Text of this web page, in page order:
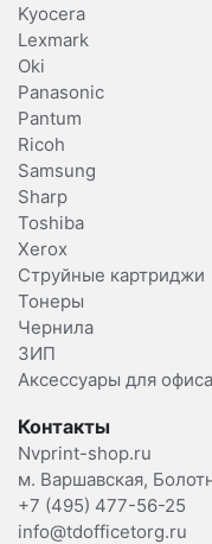
Kyocera
Lexmark
Oki
Panasonic
Pantum
Ricoh
Samsung
Sharp
Toshiba
Xerox
Струйные картриджи
Тонеры
Чернила
ЗИП
Аксессуары для офиса
Контакты
Nvprint-shop.ru
м. Варшавская,
+7 (495) 477-56-25
info@tdofficetorg.ru